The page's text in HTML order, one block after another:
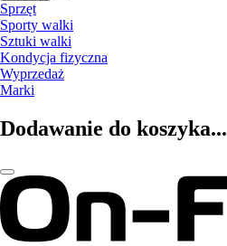
Sprzęt
Sporty walki
Sztuki walki
Kondycja fizyczna
Wyprzedaż
Marki
Dodawanie do koszyka...